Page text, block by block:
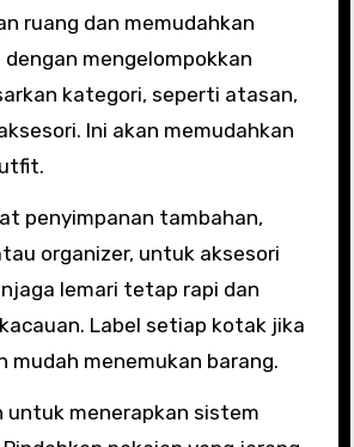
ruang dan memudahkan
dengan mengelompokkan
kategori, seperti atasan,
Ini akan memudahkan
penyimpanan tambahan,
organizer, untuk aksesori
lemari tetap rapi dan
Label setiap kotak jika
mudah menemukan barang.
untuk menerapkan sistem